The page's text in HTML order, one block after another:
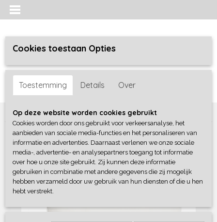
Inloggen Registreren
Home >Bedtextiel> Kussens>Kapok Hoofdkussen
Cookies toestaan Opties
Toestemming Details Over
Op deze website worden cookies gebruikt
Cookies worden door ons gebruikt voor verkeersanalyse, het
aanbieden van sociale media-functies en het personaliseren van
informatie en advertenties. Daarnaast verlenen we onze sociale
media-, advertentie- en analysepartners toegang tot informatie
over hoe u onze site gebruikt. Zij kunnen deze informatie
gebruiken in combinatie met andere gegevens die zij mogelijk
hebben verzameld door uw gebruik van hun diensten of die u hen
hebt verstrekt.